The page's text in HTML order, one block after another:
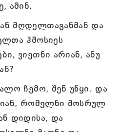
ამინ.
მღდელთაგანმან და
ჰმოსიეს
ვიეთნი არიან, ანუ
ჩემო, შენ უწყი. და
რომელნი მოსრულ
დიდისა, და